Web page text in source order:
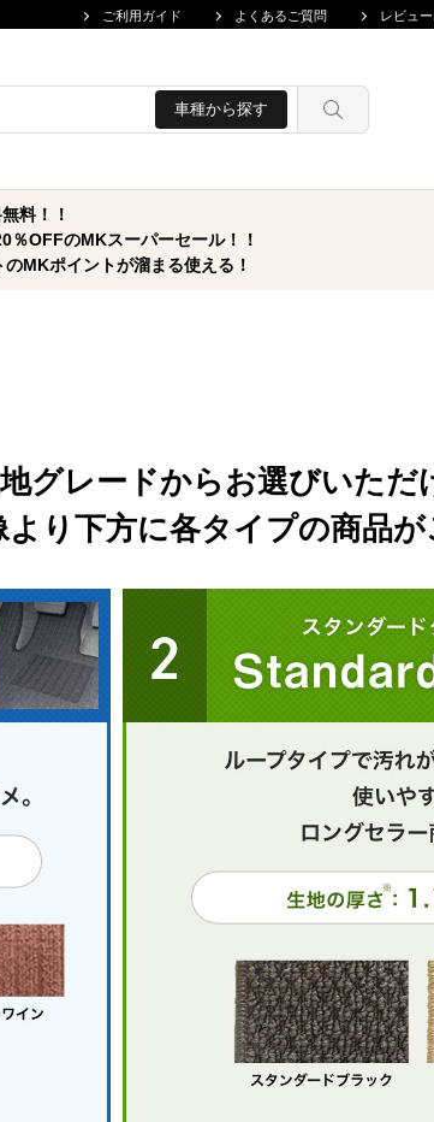
ご利用ガイド よくあるご質問 レビュ
車種から探す
料！！
OFFのMKスーパーセール！！
MKポイントが溜まる使える！
グレードからお選びいた
り下方に各タイプの商品が